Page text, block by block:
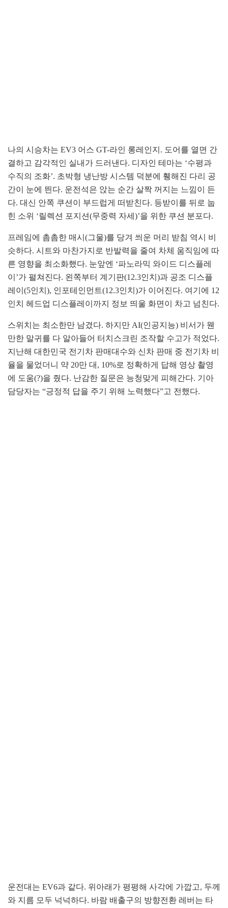
나의 시승차는 EV3 어스 GT-라인 롱레인지. 도어를 열면 간
결하고 감각적인 실내가 드러낸다. 디자인 테마는 ‘수평과
수직의 조화’. 초박형 냉난방 시스템 덕분에 휑해진 다리 공
간이 눈에 띈다. 운전석은 앉는 순간 살짝 꺼지는 느낌이 든
다. 대신 안쪽 쿠션이 부드럽게 떠받친다. 등받이를 뒤로 눕
힌 소위 ‘릴렉션 포지션(무중력 자세)’을 위한 쿠션 분포다.
프레임에 촘촘한 매시(그물)를 당겨 씌운 머리 받침 역시 비
슷하다. 시트와 마찬가지로 반발력을 줄여 차체 움직임에 따
른 영향을 최소화했다. 눈앞엔 ‘파노라믹 와이드 디스플레
이’가 펼쳐진다. 왼쪽부터 계기판(12.3인치)과 공조 디스플
레이(5인치), 인포테인먼트(12.3인치)가 이어진다. 여기에 12
인치 헤드업 디스플레이까지 정보 띄울 화면이 차고 넘친다.
스위치는 최소한만 남겼다. 하지만 AI(인공지능) 비서가 웬
만한 말귀를 다 알아들어 터치스크린 조작할 수고가 적었다.
지난해 대한민국 전기차 판매대수와 신차 판매 중 전기차 비
율을 물었더니 약 20만 대, 10%로 정확하게 답해 영상 촬영
에 도움(?)을 줬다. 난감한 질문은 능청맞게 피해간다. 기아
담당자는 “긍정적 답을 주기 위해 노력했다”고 전했다.
운전대는 EV6과 같다. 위아래가 평평해 사각에 가깝고, 두께
와 지름 모두 넉넉하다. 바람 배출구의 방향전환 레버는 타